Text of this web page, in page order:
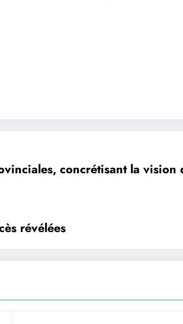
concrétisant la vision
révélées